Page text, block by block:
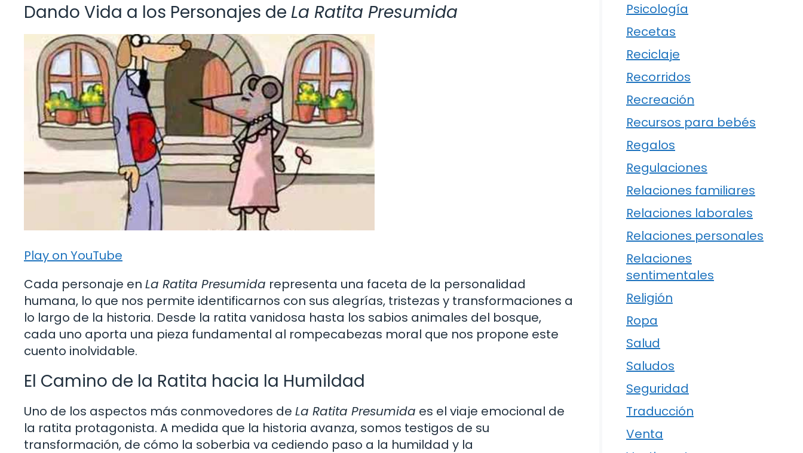
Dando Vida a los Personajes de La Ratita Presumida
Play on YouTube
Cada personaje en La Ratita Presumida representa una faceta de la personalidad
humana, lo que nos permite identificarnos con sus alegrías, tristezas y transformaciones a
lo largo de la historia. Desde la ratita vanidosa hasta los sabios animales del bosque,
cada uno aporta una pieza fundamental al rompecabezas moral que nos propone este
cuento inolvidable.
El Camino de la Ratita hacia la Humildad
Uno de los aspectos más conmovedores de La Ratita Presumida es el viaje emocional de
la ratita protagonista. A medida que la historia avanza, somos testigos de su
transformación, de cómo la soberbia va cediendo paso a la humildad y la
Psicología
Recetas
Reciclaje
Recorridos
Recreación
Recursos para bebés
Regalos
Regulaciones
Relaciones familiares
Relaciones laborales
Relaciones personales
Relaciones
sentimentales
Religión
Ropa
Salud
Saludos
Seguridad
Traducción
Venta